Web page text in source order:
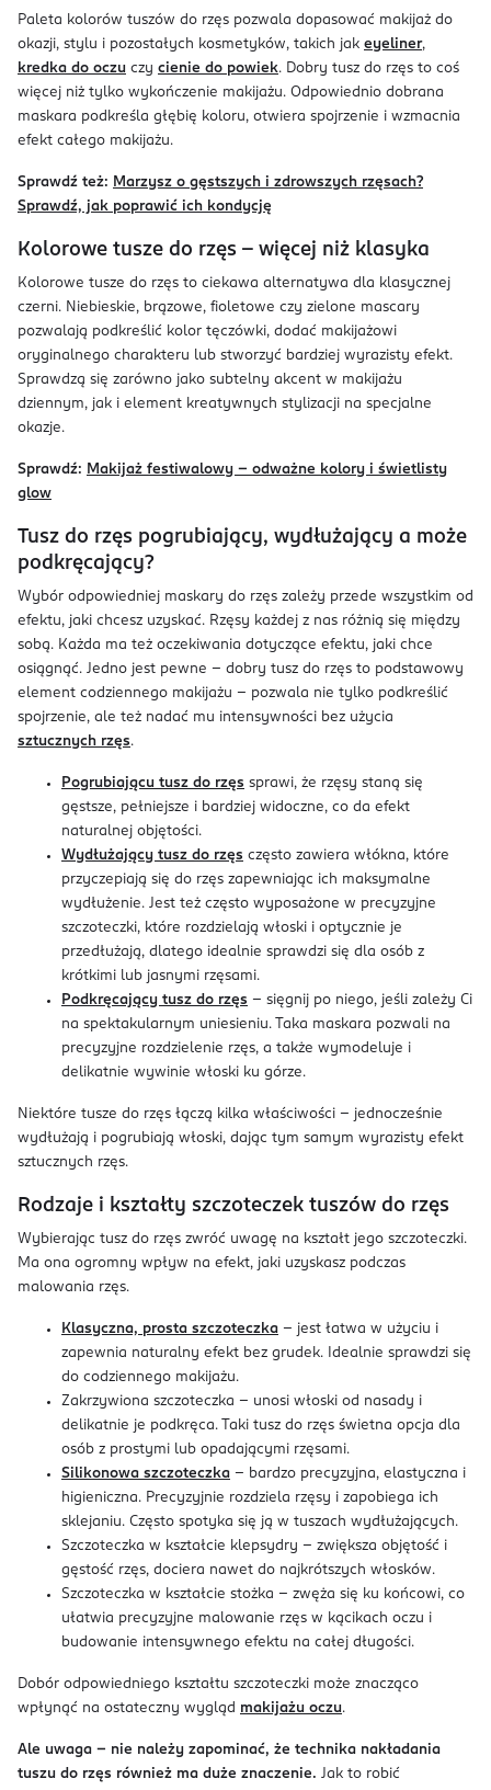
Paleta kolorów tuszów do rzęs pozwala dopasować makijaż do
okazji, stylu i pozostałych kosmetyków, takich jak eyeliner,
kredka do oczu czy cienie do powiek. Dobry tusz do rzęs to coś
więcej niż tylko wykończenie makijażu. Odpowiednio dobrana
maskara podkreśla głębię koloru, otwiera spojrzenie i wzmacnia
efekt całego makijażu.
Sprawdź też: Marzysz o gęstszych i zdrowszych rzęsach?
Sprawdź, jak poprawić ich kondycję
Kolorowe tusze do rzęs – więcej niż klasyka
Kolorowe tusze do rzęs to ciekawa alternatywa dla klasycznej
czerni. Niebieskie, brązowe, fioletowe czy zielone mascary
pozwalają podkreślić kolor tęczówki, dodać makijażowi
oryginalnego charakteru lub stworzyć bardziej wyrazisty efekt.
Sprawdzą się zarówno jako subtelny akcent w makijażu
dziennym, jak i element kreatywnych stylizacji na specjalne
okazje.
Sprawdź: Makijaż festiwalowy – odważne kolory i świetlisty
glow
Tusz do rzęs pogrubiający, wydłużający a może
podkręcający?
Wybór odpowiedniej maskary do rzęs zależy przede wszystkim od
efektu, jaki chcesz uzyskać. Rzęsy każdej z nas różnią się między
sobą. Każda ma też oczekiwania dotyczące efektu, jaki chce
osiągnąć. Jedno jest pewne - dobry tusz do rzęs to podstawowy
element codziennego makijażu – pozwala nie tylko podkreślić
spojrzenie, ale też nadać mu intensywności bez użycia
sztucznych rzęs.
Pogrubiającu tusz do rzęs sprawi, że rzęsy staną się
gęstsze, pełniejsze i bardziej widoczne, co da efekt
naturalnej objętości.
Wydłużający tusz do rzęs często zawiera włókna, które
przyczepiają się do rzęs zapewniając ich maksymalne
wydłużenie. Jest też często wyposażone w precyzyjne
szczoteczki, które rozdzielają włoski i optycznie je
przedłużają, dlatego idealnie sprawdzi się dla osób z
krótkimi lub jasnymi rzęsami.
Podkręcający tusz do rzęs – sięgnij po niego, jeśli zależy Ci
na spektakularnym uniesieniu. Taka maskara pozwali na
precyzyjne rozdzielenie rzęs, a także wymodeluje i
delikatnie wywinie włoski ku górze.
Niektóre tusze do rzęs łączą kilka właściwości – jednocześnie
wydłużają i pogrubiają włoski, dając tym samym wyrazisty efekt
sztucznych rzęs.
Rodzaje i kształty szczoteczek tuszów do rzęs
Wybierając tusz do rzęs zwróć uwagę na kształt jego szczoteczki.
Ma ona ogromny wpływ na efekt, jaki uzyskasz podczas
malowania rzęs.
Klasyczna, prosta szczoteczka – jest łatwa w użyciu i
zapewnia naturalny efekt bez grudek. Idealnie sprawdzi się
do codziennego makijażu.
Zakrzywiona szczoteczka – unosi włoski od nasady i
delikatnie je podkręca. Taki tusz do rzęs świetna opcja dla
osób z prostymi lub opadającymi rzęsami.
Silikonowa szczoteczka – bardzo precyzyjna, elastyczna i
higieniczna. Precyzyjnie rozdziela rzęsy i zapobiega ich
sklejaniu. Często spotyka się ją w tuszach wydłużających.
Szczoteczka w kształcie klepsydry – zwiększa objętość i
gęstość rzęs, dociera nawet do najkrótszych włosków.
Szczoteczka w kształcie stożka – zwęża się ku końcowi, co
ułatwia precyzyjne malowanie rzęs w kącikach oczu i
budowanie intensywnego efektu na całej długości.
Dobór odpowiedniego kształtu szczoteczki może znacząco
wpłynąć na ostateczny wygląd makijażu oczu.
Ale uwaga – nie należy zapominać, że technika nakładania
tuszu do rzęs również ma duże znaczenie. Jak to robić